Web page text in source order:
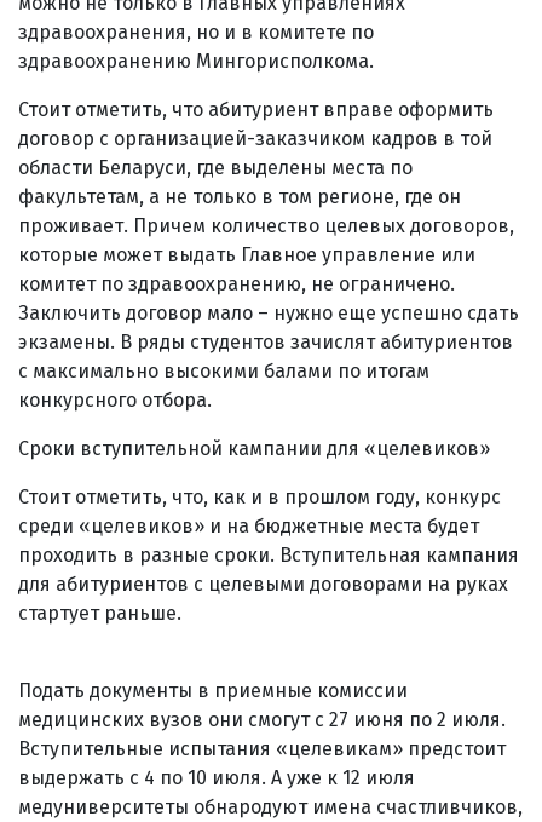
здравоохранения, но и в комитете по
здравоохранению Мингорисполкома.
Стоит отметить, что абитуриент вправе оформить
договор с организацией-заказчиком кадров в той
области Беларуси, где выделены места по
факультетам, а не только в том регионе, где он
проживает. Причем количество целевых договоров,
которые может выдать Главное управление или
комитет по здравоохранению, не ограничено.
Заключить договор мало – нужно еще успешно сдать
экзамены. В ряды студентов зачислят абитуриентов
с максимально высокими балами по итогам
конкурсного отбора.
Сроки вступительной кампании для «целевиков»
Стоит отметить, что, как и в прошлом году, конкурс
среди «целевиков» и на бюджетные места будет
проходить в разные сроки. Вступительная кампания
для абитуриентов с целевыми договорами на руках
стартует раньше.
Подать документы в приемные комиссии
медицинских вузов они смогут с 27 июня по 2 июля.
Вступительные испытания «целевикам» предстоит
выдержать с 4 по 10 июля. А уже к 12 июля
медуниверситеты обнародуют имена счастливчиков,